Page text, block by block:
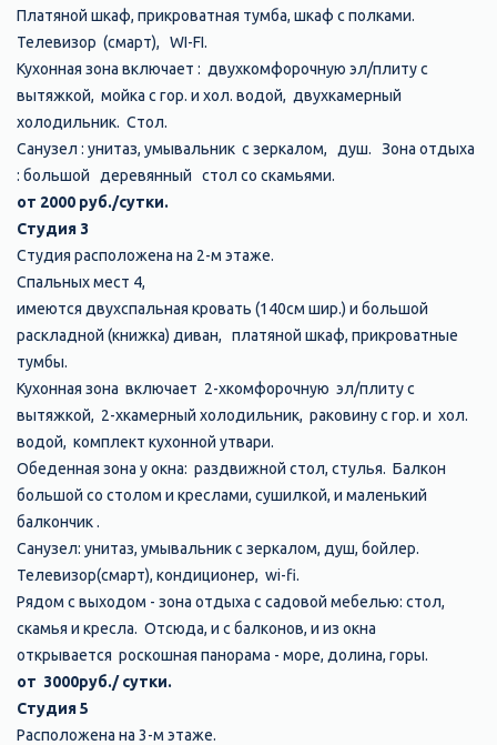
Платяной шкаф, прикроватная тумба, шкаф с полками.
Телевизор (смарт), WI-FI.
Кухонная зона включает : двухкомфорочную эл/плиту с
вытяжкой, мойка с гор. и хол. водой, двухкамерный
холодильник. Стол.
Санузел : унитаз, умывальник с зеркалом, душ. Зона отдыха
: большой деревянный стол со скамьями.
от 2000 руб./сутки.
Студия 3
Студия расположена на 2-м этаже.
Спальных мест 4,
имеются двухспальная кровать (140см шир.) и большой
раскладной (книжка) диван, платяной шкаф, прикроватные
тумбы.
Кухонная зона включает 2-хкомфорочную эл/плиту с
вытяжкой, 2-хкамерный холодильник, раковину с гор. и хол.
водой, комплект кухонной утвари.
Обеденная зона у окна: раздвижной стол, стулья. Балкон
большой со столом и креслами, сушилкой, и маленький
балкончик .
Санузел: унитаз, умывальник с зеркалом, душ, бойлер.
Телевизор(смарт), кондиционер, wi-fi.
Рядом с выходом - зона отдыха с садовой мебелью: стол,
скамья и кресла. Отсюда, и с балконов, и из окна
открывается роскошная панорама - море, долина, горы.
от 3000руб./ сутки.​
Студия 5
Расположена на 3-м этаже.